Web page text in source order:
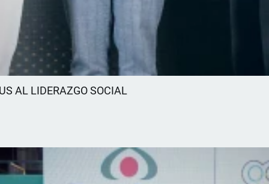
AL LIDERAZGO SOCIAL